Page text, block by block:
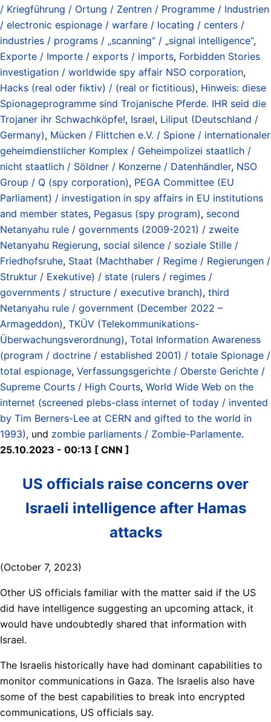
/ Kriegführung / Ortung / Zentren / Programme / Industrien
/ electronic espionage / warfare / locating / centers /
industries / programs / „scanning“ / „signal intelligence“,
Exporte / Importe / exports / imports, Forbidden Stories
investigation / worldwide spy affair NSO corporation,
Hacks (real oder fiktiv) / (real or fictitious), Hinweis: diese
Spionageprogramme sind Trojanische Pferde. IHR seid die
Trojaner ihr Schwachköpfe!, Israel, Liliput (Deutschland /
Germany), Mücken / Flittchen e.V. / Spione / internationaler
geheimdienstlicher Komplex / Geheimpolizei staatlich /
nicht staatlich / Söldner / Konzerne / Datenhändler, NSO
Group / Q (spy corporation), PEGA Committee (EU
Parliament) / investigation in spy affairs in EU institutions
and member states, Pegasus (spy program), second
Netanyahu rule / governments (2009-2021) / zweite
Netanyahu Regierung, social silence / soziale Stille /
Friedhofsruhe, Staat (Machthaber / Regime / Regierungen /
Struktur / Exekutive) / state (rulers / regimes /
governments / structure / executive branch), third
Netanyahu rule / government (December 2022 –
Armageddon), TKÜV (Telekommunikations-
Überwachungsverordnung), Total Information Awareness
(program / doctrine / established 2001) / totale Spionage /
total espionage, Verfassungsgerichte / Oberste Gerichte /
Supreme Courts / High Courts, World Wide Web on the
internet (screened plebs-class internet of today / invented
by Tim Berners-Lee at CERN and gifted to the world in
1993), und zombie parliaments / Zombie-Parlamente.
25.10.2023 - 00:13 [ CNN ]
US officials raise concerns over
Israeli intelligence after Hamas
attacks
(October 7, 2023)
Other US officials familiar with the matter said if the US
did have intelligence suggesting an upcoming attack, it
would have undoubtedly shared that information with
Israel.
The Israelis historically have had dominant capabilities to
monitor communications in Gaza. The Israelis also have
some of the best capabilities to break into encrypted
communications, US officials say.